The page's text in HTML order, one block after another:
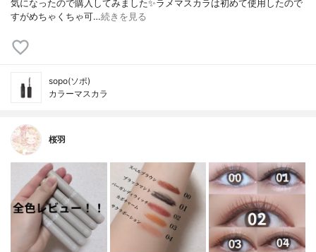
気になったので購入してみました✨ラメマスカラは初めて使用したので
すがめちゃくちゃ可…続きを見る
sopo(ソポ)
カラーマスカラ
桜羽